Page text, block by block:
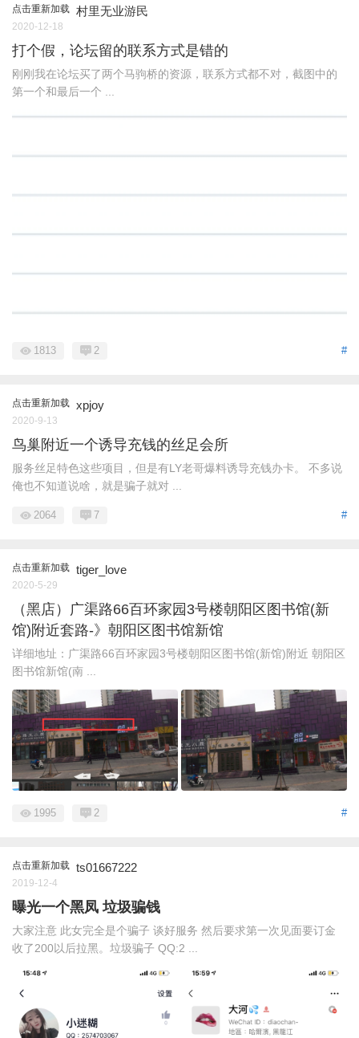
点击重新加载 村里无业游民
2020-12-18
打个假，论坛留的联系方式是错的
刚刚我在论坛买了两个马驹桥的资源，联系方式都不对，截图中的
第一个和最后一个 ...
#
1813 2
点击重新加载 xpjoy
2020-9-13
鸟巢附近一个诱导充钱的丝足会所
服务丝足特色这些项目，但是有LY老哥爆料诱导充钱办卡。 不多说
俺也不知道说啥，就是骗子就对 ...
#
2064 7
点击重新加载 tiger_love
2020-5-29
（黑店）广渠路66百环家园3号楼朝阳区图书馆(新
馆)附近套路-》朝阳区图书馆新馆
详细地址：广渠路66百环家园3号楼朝阳区图书馆(新馆)附近 朝阳区
图书馆新馆(南 ...
#
1995 2
点击重新加载 ts01667222
2019-12-4
曝光一个黑凤 垃圾骗钱
大家注意 此女完全是个骗子 谈好服务 然后要求第一次见面要订金
收了200以后拉黑。垃圾骗子 QQ:2 ...